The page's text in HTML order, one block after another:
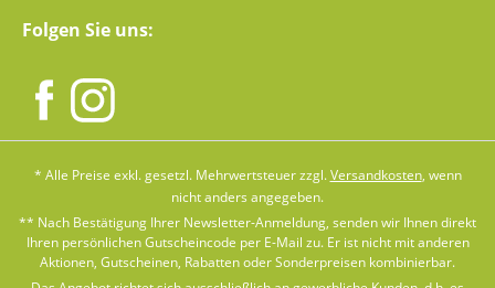
Folgen Sie uns:
* Alle Preise exkl. gesetzl. Mehrwertsteuer zzgl.Versandkosten, wenn
nicht anders angegeben.
** Nach Bestätigung Ihrer Newsletter-Anmeldung, senden wir Ihnen direkt
Ihren persönlichen Gutscheincode per E-Mail zu. Er ist nicht mit anderen
Aktionen, Gutscheinen, Rabatten oder Sonderpreisen kombinierbar.